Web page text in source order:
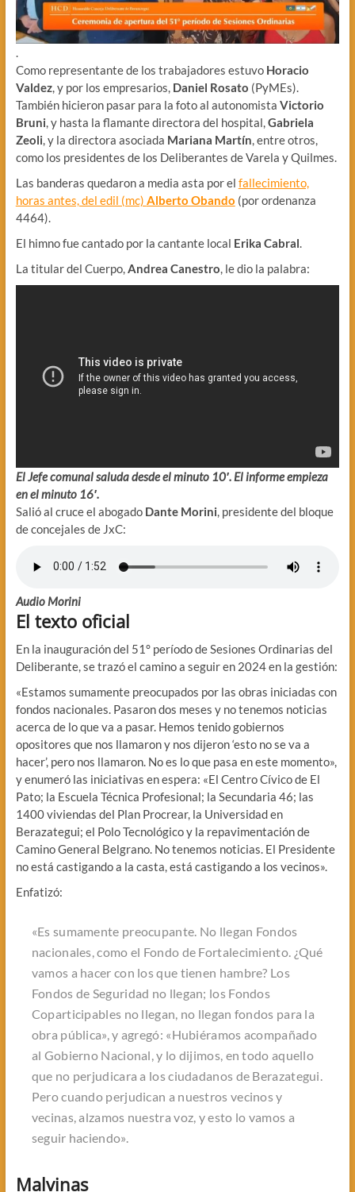
.
Como representante de los trabajadores estuvo Horacio
Valdez, y por los empresarios, Daniel Rosato (PyMEs).
También hicieron pasar para la foto al autonomista Victorio
Bruni, y hasta la flamante directora del hospital,Gabriela
Zeoli, y la directora asociada Mariana Martín, entre otros,
como los presidentes de los Deliberantes de Varela y Quilmes.
Las banderas quedaron a media asta por el fallecimiento,
horas antes, del edil (mc) Alberto Obando (por ordenanza
4464).
El himno fue cantado por la cantante local Erika Cabral.
La titular del Cuerpo,Andrea Canestro, le dio la palabra:
El Jefe comunal saluda desde el minuto 10′. El informe empieza
en el minuto 16′.
Salió al cruce el abogado Dante Morini, presidente del bloque
de concejales de JxC:
Audio Morini
El texto oficial
En la inauguración del 51° período de Sesiones Ordinarias del
Deliberante, se trazó el camino a seguir en 2024 en la gestión:
«Estamos sumamente preocupados por las obras iniciadas con
fondos nacionales. Pasaron dos meses y no tenemos noticias
acerca de lo que va a pasar. Hemos tenido gobiernos
opositores que nos llamaron y nos dijeron ‘esto no se va a
hacer’, pero nos llamaron. No es lo que pasa en este momento»,
y enumeró las iniciativas en espera: «El Centro Cívico de El
Pato; la Escuela Técnica Profesional; la Secundaria 46; las
1400 viviendas del Plan Procrear, la Universidad en
Berazategui; el Polo Tecnológico y la repavimentación de
Camino General Belgrano. No tenemos noticias. El Presidente
no está castigando a la casta, está castigando a los vecinos».
Enfatizó:
«Es sumamente preocupante. No llegan Fondos
nacionales, como el Fondo de Fortalecimiento. ¿Qué
vamos a hacer con los que tienen hambre? Los
Fondos de Seguridad no llegan; los Fondos
Coparticipables no llegan, no llegan fondos para la
obra pública», y agregó: «Hubiéramos acompañado
al Gobierno Nacional, y lo dijimos, en todo aquello
que no perjudicara a los ciudadanos de Berazategui.
Pero cuando perjudican a nuestros vecinos y
vecinas, alzamos nuestra voz, y esto lo vamos a
seguir haciendo».
Malvinas